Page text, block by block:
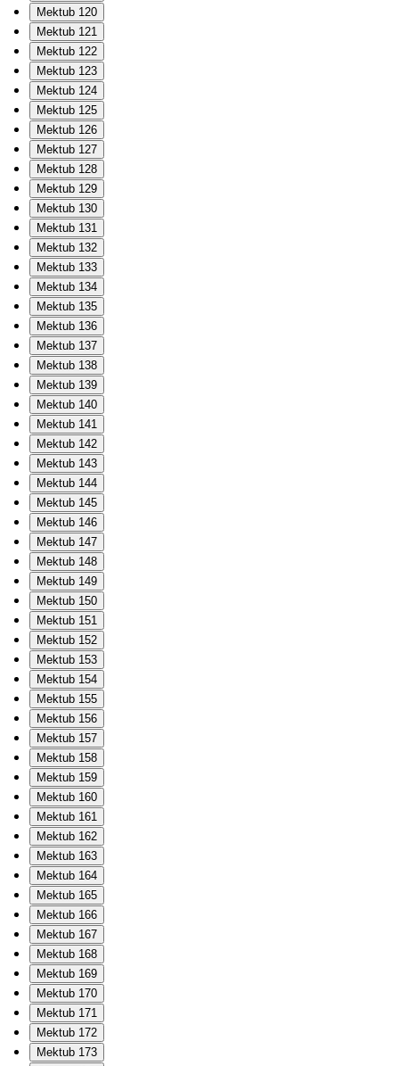
Mektub 120
Mektub 121
Mektub 122
Mektub 123
Mektub 124
Mektub 125
Mektub 126
Mektub 127
Mektub 128
Mektub 129
Mektub 130
Mektub 131
Mektub 132
Mektub 133
Mektub 134
Mektub 135
Mektub 136
Mektub 137
Mektub 138
Mektub 139
Mektub 140
Mektub 141
Mektub 142
Mektub 143
Mektub 144
Mektub 145
Mektub 146
Mektub 147
Mektub 148
Mektub 149
Mektub 150
Mektub 151
Mektub 152
Mektub 153
Mektub 154
Mektub 155
Mektub 156
Mektub 157
Mektub 158
Mektub 159
Mektub 160
Mektub 161
Mektub 162
Mektub 163
Mektub 164
Mektub 165
Mektub 166
Mektub 167
Mektub 168
Mektub 169
Mektub 170
Mektub 171
Mektub 172
Mektub 173